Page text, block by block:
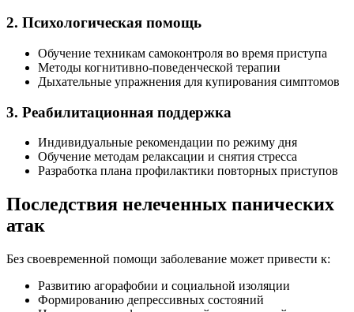
2. Психологическая помощь
Обучение техникам самоконтроля во время приступа
Методы когнитивно-поведенческой терапии
Дыхательные упражнения для купирования симптомов
3. Реабилитационная поддержка
Индивидуальные рекомендации по режиму дня
Обучение методам релаксации и снятия стресса
Разработка плана профилактики повторных приступов
Последствия нелеченных панических
атак
Без своевременной помощи заболевание может привести к:
Развитию агорафобии и социальной изоляции
Формированию депрессивных состояний